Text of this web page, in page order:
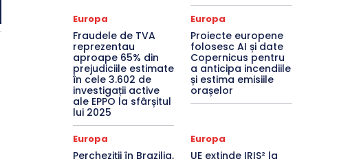
Europa
Fraudele de TVA
reprezentau
aproape 65% din
prejudiciile estimate
în cele 3.602 de
investigații active
ale EPPO la sfârșitul
lui 2025
Europa
Proiecte europene
folosesc AI și date
Copernicus pentru
a anticipa incendiile
și estima emisiile
orașelor
Europa
Percheziții în Brazilia,
Europa
UE extinde IRIS² la